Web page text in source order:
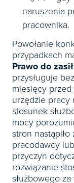
naruszenia
pracownika.
Powołanie
przypadkach
Prawo do
przysługuje
miesięcy
urzędzie pracy
stosunek
mocy
stron
pracodawcy
przyczyn
rozwiązanie
służbowego